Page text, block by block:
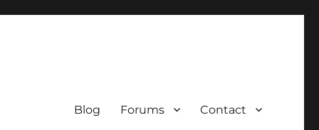
Blog Forums Contact